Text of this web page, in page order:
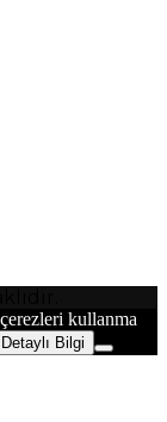
kullanma
Detaylı Bilgi